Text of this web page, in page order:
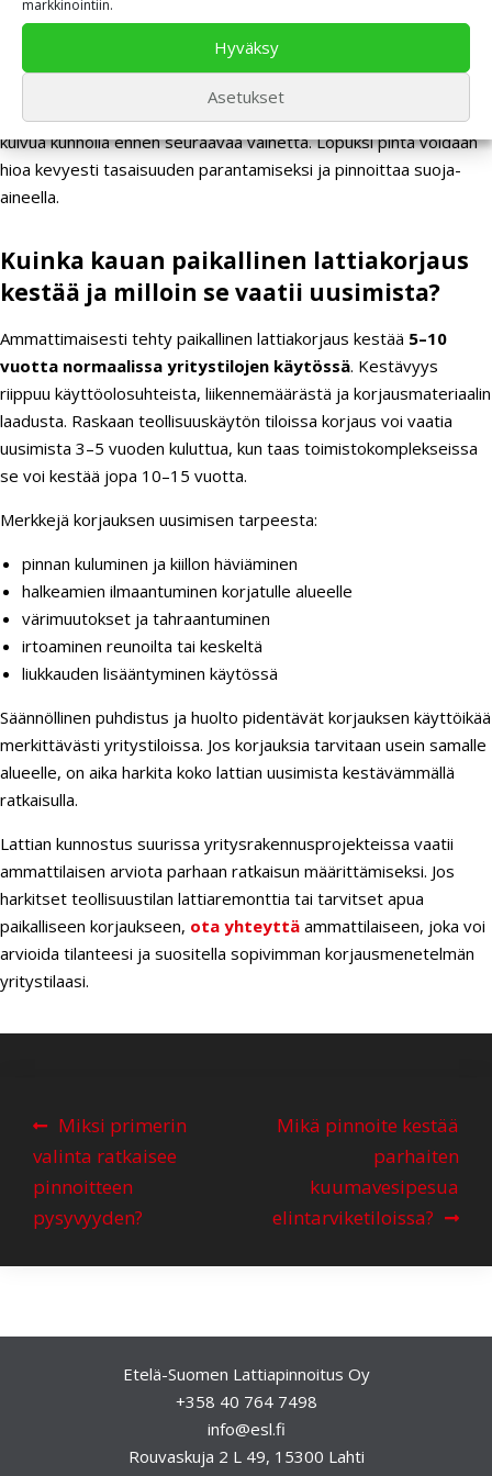
markkinointiin.
Hyväksy
Asetukset
aikaansaamiseksi.
Anna kuivua valmistajan suositteleman ajan.
Yleisimmät virheet ovat kuivumisen kiirehtiminen, epätasainen
levitys ja reunojen huolimaton työstö. Anna jokaisen kerroksen
kuivua kunnolla ennen seuraavaa vaihetta. Lopuksi pinta voidaan
hioa kevyesti tasaisuuden parantamiseksi ja pinnoittaa suoja-
aineella.
Kuinka kauan paikallinen lattiakorjaus
kestää ja milloin se vaatii uusimista?
Ammattimaisesti tehty paikallinen lattiakorjaus kestää 5–10
vuotta normaalissa yritystilojen käytössä. Kestävyys
riippuu käyttöolosuhteista, liikennemäärästä ja korjausmateriaalin
laadusta. Raskaan teollisuuskäytön tiloissa korjaus voi vaatia
uusimista 3–5 vuoden kuluttua, kun taas toimistokomplekseissa
se voi kestää jopa 10–15 vuotta.
Merkkejä korjauksen uusimisen tarpeesta:
pinnan kuluminen ja kiillon häviäminen
halkeamien ilmaantuminen korjatulle alueelle
värimuutokset ja tahraantuminen
irtoaminen reunoilta tai keskeltä
liukkauden lisääntyminen käytössä
Säännöllinen puhdistus ja huolto pidentävät korjauksen käyttöikää
merkittävästi yritystiloissa. Jos korjauksia tarvitaan usein samalle
alueelle, on aika harkita koko lattian uusimista kestävämmällä
ratkaisulla.
Lattian kunnostus suurissa yritysrakennusprojekteissa vaatii
ammattilaisen arviota parhaan ratkaisun määrittämiseksi. Jos
harkitset teollisuustilan lattiaremonttia tai tarvitset apua
paikalliseen korjaukseen, ota yhteyttä ammattilaiseen, joka voi
arvioida tilanteesi ja suositella sopivimman korjausmenetelmän
yritystilaasi.
A
r
t
i
Miksi primerin
valinta ratkaisee
pinnoitteen
pysyvyyden?
Mikä pinnoite kestää
parhaiten
kuumavesipesua
elintarviketiloissa?
Etelä-Suomen Lattiapinnoitus Oy
+358 40 764 7498
info@esl.fi
Rouvaskuja 2 L 49, 15300 Lahti